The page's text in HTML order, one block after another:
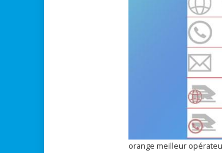
orange meilleur